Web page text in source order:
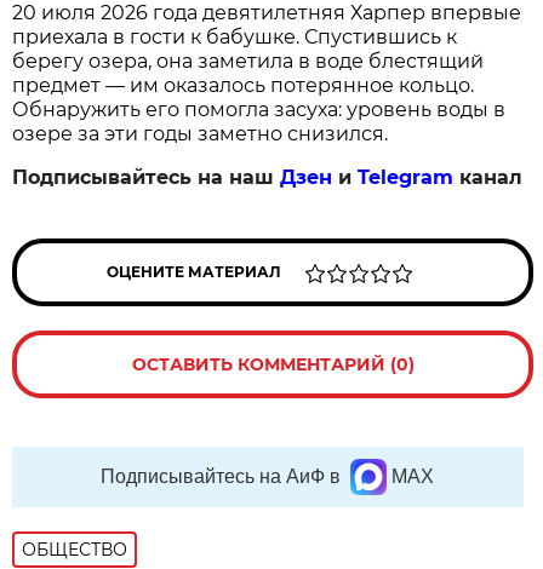
20 июля 2026 года девятилетняя Харпер впервые
приехала в гости к бабушке. Спустившись к
берегу озера, она заметила в воде блестящий
предмет — им оказалось потерянное кольцо.
Обнаружить его помогла засуха: уровень воды в
озере за эти годы заметно снизился.
Подписывайтесь на нашДзен иTelegram канал
ОЦЕНИТЕ МАТЕРИАЛ
ОСТАВИТЬ КОММЕНТАРИЙ (0)
Подписывайтесь на АиФ в MAX
ОБЩЕСТВО